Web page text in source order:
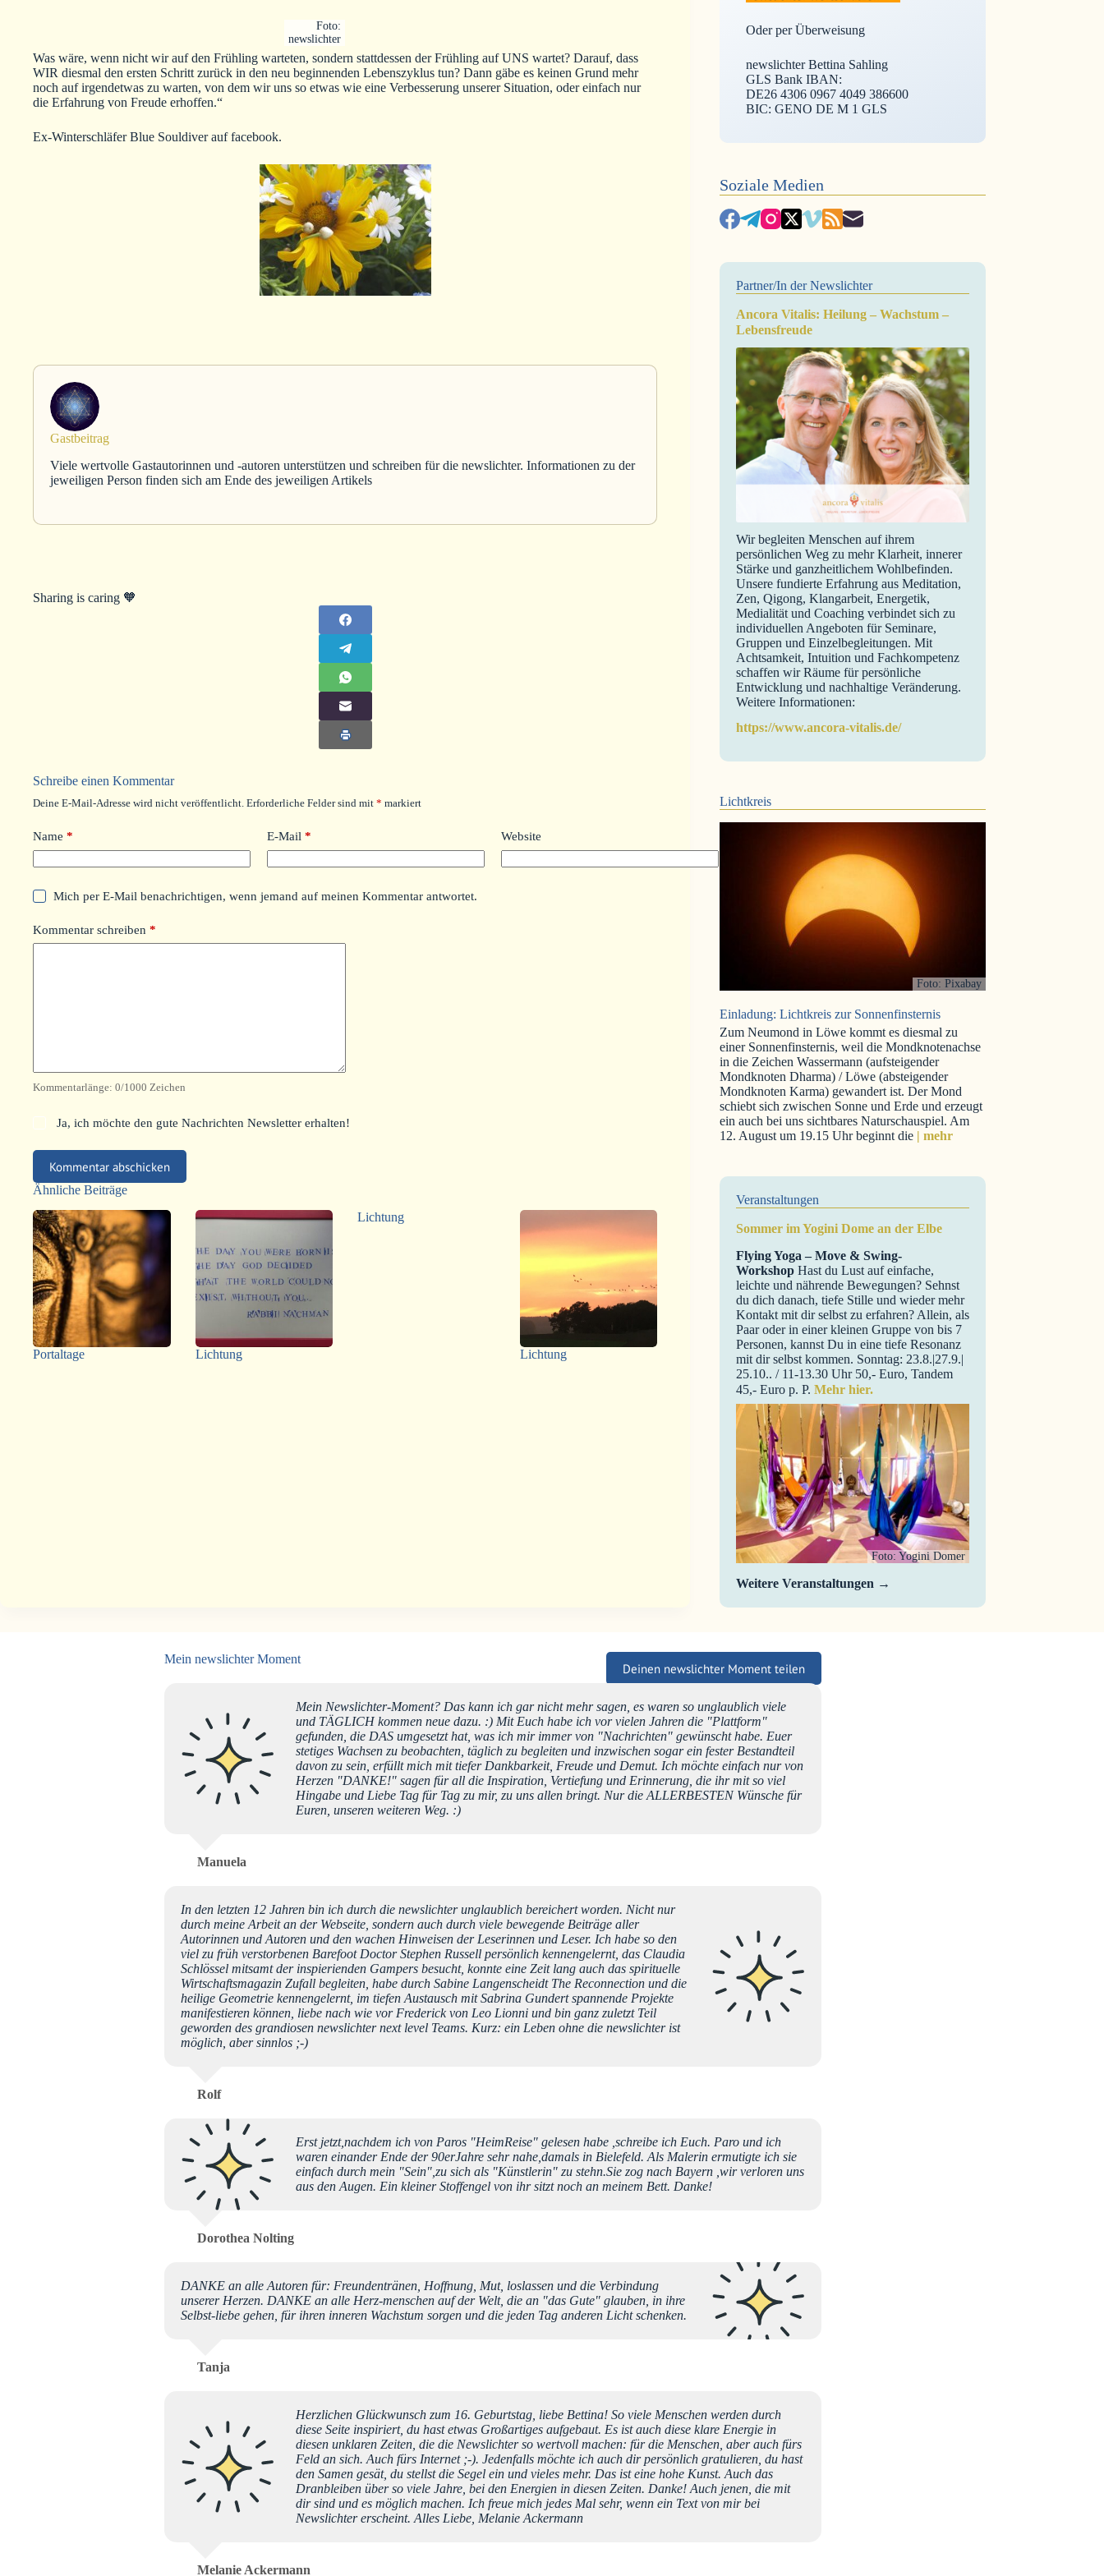
Foto:
newslichter
Was wäre, wenn nicht wir auf den Frühling warteten, sondern stattdessen der Frühling auf UNS wartet? Darauf, dass
WIR diesmal den ersten Schritt zurück in den neu beginnenden Lebenszyklus tun? Dann gäbe es keinen Grund mehr
noch auf irgendetwas zu warten, von dem wir uns so etwas wie eine Verbesserung unserer Situation, oder einfach nur
die Erfahrung von Freude erhoffen.“
Ex-Winterschläfer Blue Souldiver auf facebook.
Sharing is caring 🧡
Gastbeitrag
Viele wertvolle Gastautorinnen und -autoren unterstützen und schreiben für die newslichter. Informationen zu der
jeweiligen Person finden sich am Ende des jeweiligen Artikels
Schreibe einen Kommentar
Deine E-Mail-Adresse wird nicht veröffentlicht. Erforderliche Felder sind mit * markiert
Name * E-Mail * Website
Mich per E-Mail benachrichtigen, wenn jemand auf meinen Kommentar antwortet.
Kommentar schreiben *
Kommentarlänge: 0/1000 Zeichen
Ja, ich möchte den gute Nachrichten Newsletter erhalten!
Kommentar abschicken
Ähnliche Beiträge
Portaltage Lichtung
Lichtung
Lichtung
Oder per Überweisung
newslichter Bettina Sahling
GLS Bank IBAN:
DE26 4306 0967 4049 386600
BIC: GENO DE M 1 GLS
Soziale Medien
Partner/In der Newslichter
Ancora Vitalis: Heilung – Wachstum –
Lebensfreude
Wir begleiten Menschen auf ihrem
persönlichen Weg zu mehr Klarheit, innerer
Stärke und ganzheitlichem Wohlbefinden.
Unsere fundierte Erfahrung aus Meditation,
Zen, Qigong, Klangarbeit, Energetik,
Medialität und Coaching verbindet sich zu
individuellen Angeboten für Seminare,
Gruppen und Einzelbegleitungen. Mit
Achtsamkeit, Intuition und Fachkompetenz
schaffen wir Räume für persönliche
Entwicklung und nachhaltige Veränderung.
Weitere Informationen:
https://www.ancora-vitalis.de/
Lichtkreis
Foto: Pixabay
Einladung: Lichtkreis zur Sonnenfinsternis
Zum Neumond in Löwe kommt es diesmal zu
einer Sonnenfinsternis, weil die Mondknotenachse
in die Zeichen Wassermann (aufsteigender
Mondknoten Dharma) / Löwe (absteigender
Mondknoten Karma) gewandert ist. Der Mond
schiebt sich zwischen Sonne und Erde und erzeugt
ein auch bei uns sichtbares Naturschauspiel. Am
12. August um 19.15 Uhr beginnt die | mehr
Veranstaltungen
Sommer im Yogini Dome an der Elbe
Flying Yoga – Move & Swing-
Workshop Hast du Lust auf einfache,
leichte und nährende Bewegungen? Sehnst
du dich danach, tiefe Stille und wieder mehr
Kontakt mit dir selbst zu erfahren? Allein, als
Paar oder in einer kleinen Gruppe von bis 7
Personen, kannst Du in eine tiefe Resonanz
mit dir selbst kommen. Sonntag: 23.8.|27.9.|
25.10.. / 11-13.30 Uhr 50,- Euro, Tandem
45,- Euro p. P. Mehr hier.
Foto: Yogini Domer
Weitere Veranstaltungen
Mein newslichter Moment
Deinen newslichter Moment teilen
Mein Newslichter-Moment? Das kann ich gar nicht mehr sagen, es waren so unglaublich viele
und TÄGLICH kommen neue dazu. :) Mit Euch habe ich vor vielen Jahren die "Plattform"
gefunden, die DAS umgesetzt hat, was ich mir immer von "Nachrichten" gewünscht habe. Euer
stetiges Wachsen zu beobachten, täglich zu begleiten und inzwischen sogar ein fester Bestandteil
davon zu sein, erfüllt mich mit tiefer Dankbarkeit, Freude und Demut. Ich möchte einfach nur von
Herzen "DANKE!" sagen für all die Inspiration, Vertiefung und Erinnerung, die ihr mit so viel
Hingabe und Liebe Tag für Tag zu mir, zu uns allen bringt. Nur die ALLERBESTEN Wünsche für
Euren, unseren weiteren Weg. :)
Manuela
In den letzten 12 Jahren bin ich durch die newslichter unglaublich bereichert worden. Nicht nur
durch meine Arbeit an der Webseite, sondern auch durch viele bewegende Beiträge aller
Autorinnen und Autoren und den wachen Hinweisen der Leserinnen und Leser. Ich habe so den
viel zu früh verstorbenen Barefoot Doctor Stephen Russell persönlich kennengelernt, das Claudia
Schlössel mitsamt der inspierienden Gampers besucht, konnte eine Zeit lang auch das spirituelle
Wirtschaftsmagazin Zufall begleiten, habe durch Sabine Langenscheidt The Reconnection und die
heilige Geometrie kennengelernt, im tiefen Austausch mit Sabrina Gundert spannende Projekte
manifestieren können, liebe nach wie vor Frederick von Leo Lionni und bin ganz zuletzt Teil
geworden des grandiosen newslichter next level Teams. Kurz: ein Leben ohne die newslichter ist
möglich, aber sinnlos ;-)
Rolf
Erst jetzt,nachdem ich von Paros "HeimReise" gelesen habe ,schreibe ich Euch. Paro und ich
waren einander Ende der 90erJahre sehr nahe,damals in Bielefeld. Als Malerin ermutigte ich sie
einfach durch mein "Sein",zu sich als "Künstlerin" zu stehn.Sie zog nach Bayern ,wir verloren uns
aus den Augen. Ein kleiner Stoffengel von ihr sitzt noch an meinem Bett. Danke!
Dorothea Nolting
DANKE an alle Autoren für: Freundentränen, Hoffnung, Mut, loslassen und die Verbindung
unserer Herzen. DANKE an alle Herz-menschen auf der Welt, die an "das Gute" glauben, in ihre
Selbst-liebe gehen, für ihren inneren Wachstum sorgen und die jeden Tag anderen Licht schenken.
Tanja
Herzlichen Glückwunsch zum 16. Geburtstag, liebe Bettina! So viele Menschen werden durch
diese Seite inspiriert, du hast etwas Großartiges aufgebaut. Es ist auch diese klare Energie in
diesen unklaren Zeiten, die die Newslichter so wertvoll machen: für die Menschen, aber auch fürs
Feld an sich. Auch fürs Internet ;-). Jedenfalls möchte ich auch dir persönlich gratulieren, du hast
den Samen gesät, du stellst die Segel ein und vieles mehr. Das ist eine hohe Kunst. Auch das
Dranbleiben über so viele Jahre, bei den Energien in diesen Zeiten. Danke! Auch jenen, die mit
dir sind und es möglich machen. Ich freue mich jedes Mal sehr, wenn ein Text von mir bei
Newslichter erscheint. Alles Liebe, Melanie Ackermann
Melanie Ackermann